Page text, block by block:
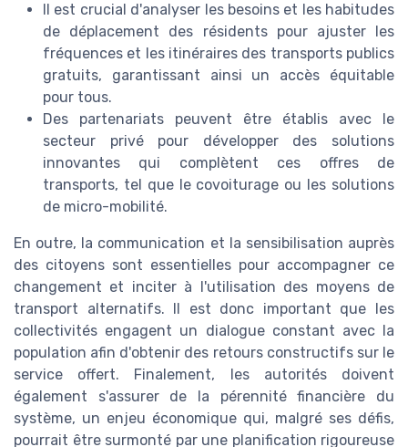
Il est crucial d'analyser les besoins et les habitudes
de déplacement des résidents pour ajuster les
fréquences et les itinéraires des transports publics
gratuits, garantissant ainsi un accès équitable
pour tous.
Des partenariats peuvent être établis avec le
secteur privé pour développer des solutions
innovantes qui complètent ces offres de
transports, tel que le covoiturage ou les solutions
de micro-mobilité.
En outre, la communication et la sensibilisation auprès
des citoyens sont essentielles pour accompagner ce
changement et inciter à l'utilisation des moyens de
transport alternatifs. Il est donc important que les
collectivités engagent un dialogue constant avec la
population afin d'obtenir des retours constructifs sur le
service offert. Finalement, les autorités doivent
également s'assurer de la pérennité financière du
système, un enjeu économique qui, malgré ses défis,
pourrait être surmonté par une planification rigoureuse